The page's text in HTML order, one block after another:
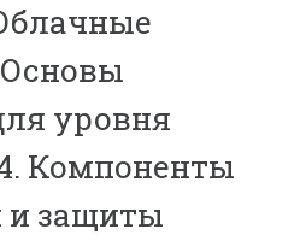
уровня
Компоненты
и защиты